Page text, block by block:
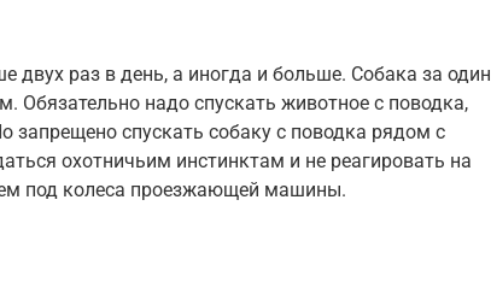
двух раз в день, а иногда и больше. Собака за один
Обязательно надо спускать животное с поводка,
запрещено спускать собаку с поводка рядом с
охотничьим инстинктам и не реагировать на
под колеса проезжающей машины.